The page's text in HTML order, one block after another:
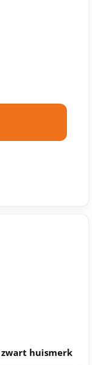
aantal
zwart huismerk